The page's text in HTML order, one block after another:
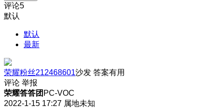
评论5
默认
默认
最新
荣耀粉丝212468601沙发 答案有用
评论 举报
荣耀答答团 PC-VOC
2022-1-15 17:27 属地未知